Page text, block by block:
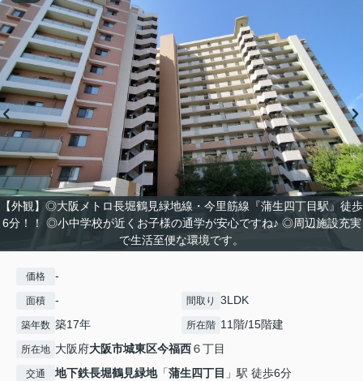
【外観】◎大阪メトロ長堀鶴見緑地線・今里筋線『蒲生四丁目駅』徒歩
6分！！ ◎小中学校が近くお子様の通学が安心ですね♪ ◎周辺施設充実
で生活至便な環境です。
価格 -
面積 - 間取り 3LDK
築年数 築17年 所在階 11階/15階建
所在地 大阪府大阪市城東区今福西６丁目
交通 地下鉄長堀鶴見緑地「蒲生四丁目 」駅 徒歩6分